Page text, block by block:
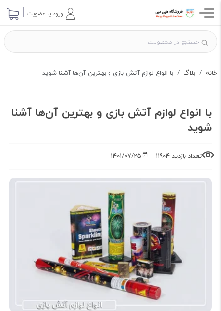
ورود یا عضویت
خانه بلاگ با انواع لوازم آتش بازی و بهترین آن‌ها آشنا شوید
با انواع لوازم آتش بازی و بهترین آن‌ها آشنا
شوید
تعداد بازدید 11904 1401/07/25
ارسال پرسش